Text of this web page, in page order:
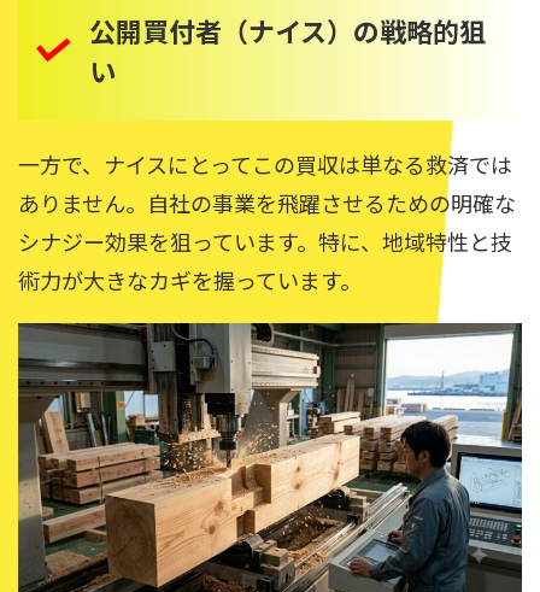
公開買付者（ナイス）の戦略的狙
い
一方で、ナイスにとってこの買収は単なる救済では
ありません。自社の事業を飛躍させるための明確な
シナジー効果を狙っています。特に、地域特性と技
術力が大きなカギを握っています。